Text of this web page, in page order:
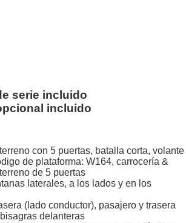
serie incluido
incluido
con 5 puertas, batalla corta, volante
de plataforma: W164, carrocería &
de 5 puertas
laterales, a los lados y en los
(lado conductor), pasajero y trasera
delanteras